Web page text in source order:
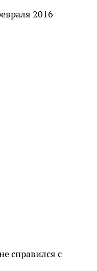
2016
справился с